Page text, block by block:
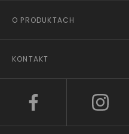
O PRODUKTACH
KONTAKT